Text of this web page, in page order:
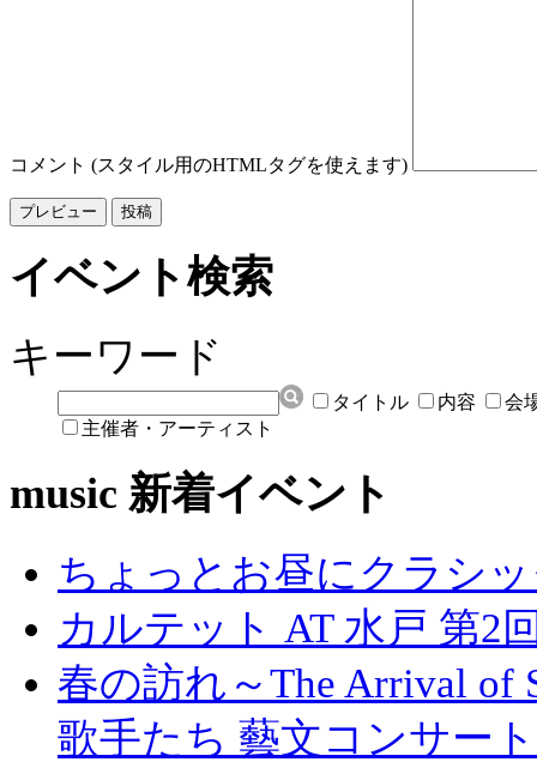
コメント (スタイル用のHTMLタグを使えます)
イベント検索
キーワード
タイトル 内容
会
主催者・アーティスト
music 新着イベント
ちょっとお昼にクラシ
カルテット AT 水戸 第2
春の訪れ～The Arrival of
歌手たち 藝文コンサート